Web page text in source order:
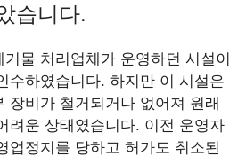
습니다.
물 처리업체가 운영하던 시설이
수하였습니다. 하지만 이 시설은
장비가 철거되거나 없어져 원래
려운 상태였습니다. 이전 운영자
업정지를 당하고 허가도 취소된